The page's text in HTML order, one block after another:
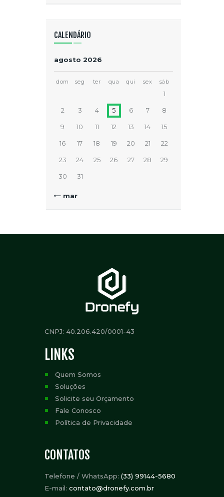
CALENDÁRIO
agosto 2026
dom seg ter qua qui sex sáb
1
2 3 4 5 6 7 8
9 10 11 12 13 14 15
16 17 18 19 20 21 22
23 24 25 26 27 28 29
30 31
« mar
CNPJ: 40.206.420/0001-43
LINKS
Quem Somos
Soluções
Solicite seu Orçamento
Fale Conosco
Política de Privacidade
CONTATOS
Telefone / WhatsApp: (33) 99144-5680
E-mail: contato@dronefy.com.br